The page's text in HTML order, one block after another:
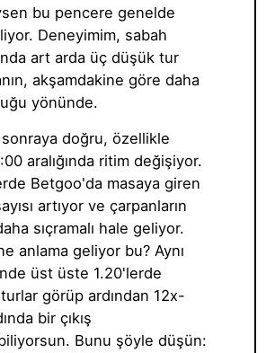
bu pencere genelde
Deneyimim, sabah
art arda üç düşük tur
akşamdakine göre daha
yönünde.
doğru, özellikle
aralığında ritim değişiyor.
Betgoo'da masaya giren
artıyor ve çarpanların
sıçramalı hale geliyor.
anlama geliyor bu? Aynı
üst üste 1.20'lerde
görüp ardından 12x-
bir çıkış
Bunu şöyle düşün: